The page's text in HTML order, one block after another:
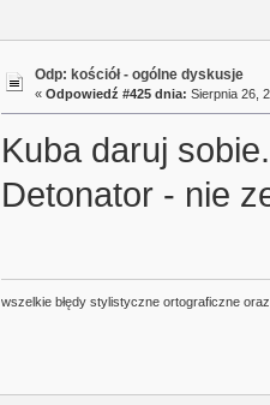
Odp: kościół - ogólne dyskusje
« Odpowiedź #425 dnia: Sierpnia 26,
Kuba daruj sobie.
Detonator - nie
wszelkie błędy stylistyczne ortograficzne